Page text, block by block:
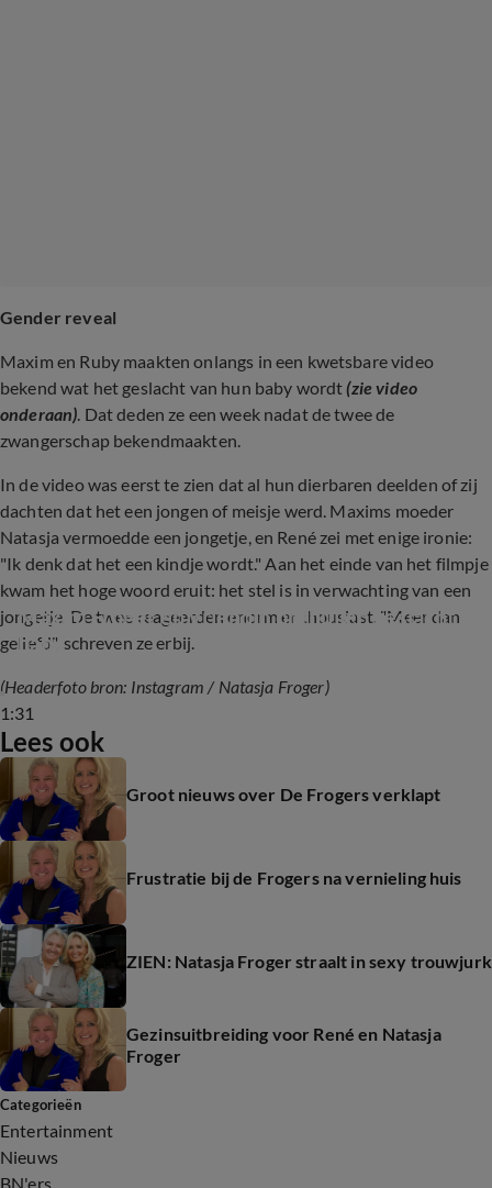
Gender reveal
Maxim en Ruby maakten onlangs in een kwetsbare video
bekend wat het geslacht van hun baby wordt(zie video
onderaan). Dat deden ze een week nadat de twee de
zwangerschap bekendmaakten.
In de video was eerst te zien dat al hun dierbaren deelden of zij
dachten dat het een jongen of meisje werd. Maxims moeder
Natasja vermoedde een jongetje, en René zei met enige ironie:
"Ik denk dat het een kindje wordt." Aan het einde van het filmpje
kwam het hoge woord eruit: het stel is in verwachting van een
jongetje. De twee reageerden enorm enthousiast. "Meer dan
geliefd", schreven ze erbij.
1:31
Maxim Froger en vriendin onthullen geslacht
baby
(Headerfoto bron: Instagram / Natasja Froger)
Lees ook
Groot nieuws over De Frogers verklapt
Frustratie bij de Frogers na vernieling huis
ZIEN: Natasja Froger straalt in sexy trouwjurk
Gezinsuitbreiding voor René en Natasja
Froger
Categorieën
Entertainment
Nieuws
BN'ers